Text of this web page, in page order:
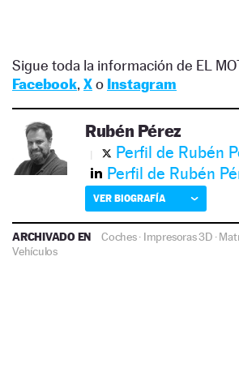
Sigue toda la información de EL
Facebook, Xo Instagram
Rubén Pérez
Perfil de Rubén
Perfil de Rubén
VER BIOGRAFÍA
ARCHIVADO EN Coches· Impresoras 3D·
Vehículos